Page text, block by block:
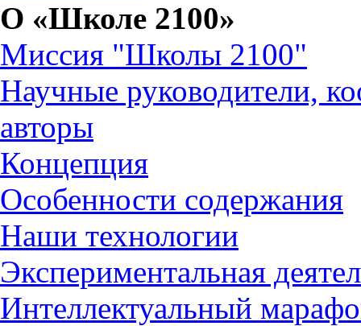
О «Школе 2100»
Миссия "Школы 2100"
Научные руководители,
авторы
Концепция
Особенности содержания
Наши технологии
Экспериментальная
Интеллектуальный